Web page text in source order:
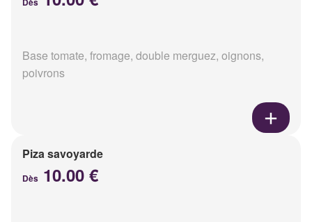
Base tomate, fromage, double merguez, oignons,
poivrons
Piza savoyarde
Dès 10.00 €